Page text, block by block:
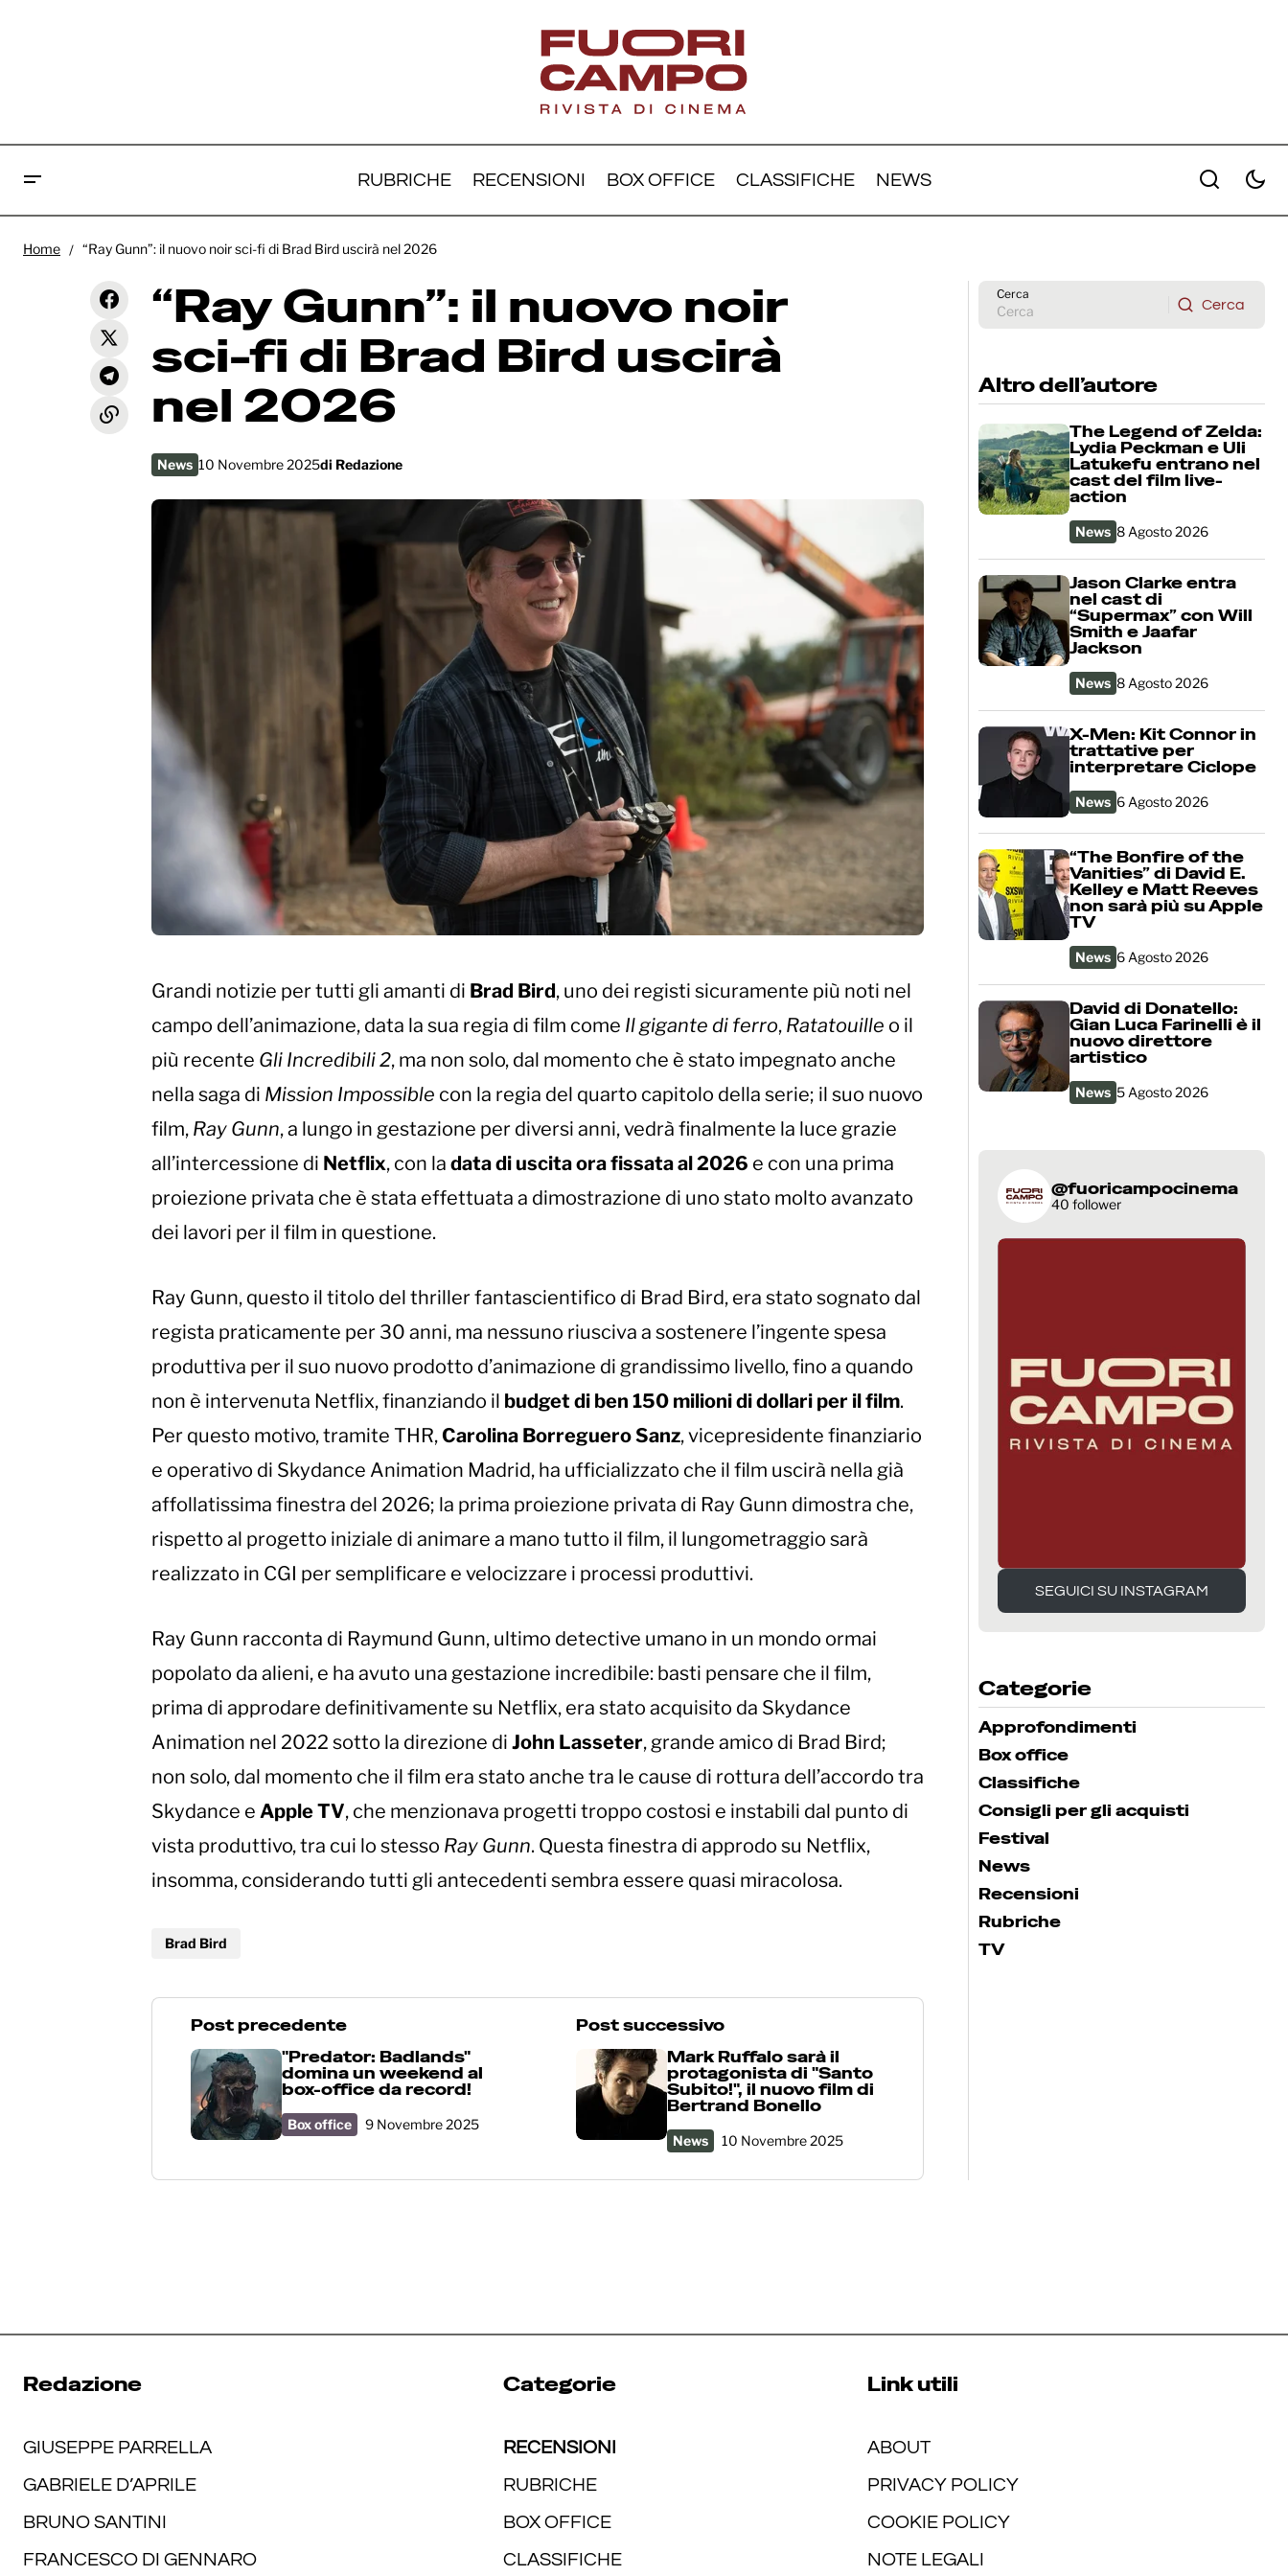
RUBRICHE RECENSIONI BOX OFFICE CLASSIFICHE NEWS
"Predator: Badlands" domina un
weekend al box-office da record!
News “Ray Gunn”: il nuovo noir sci-fi di
Home “Ray Gunn”: il nuovo noir sci-fi di Brad Bird uscirà nel 2026
“Ray Gunn”: il nuovo noir
sci-fi di Brad Bird uscirà
nel 2026
News 10 Novembre 2025di Redazione
Grandi notizie per tutti gli amanti di Brad Bird, uno dei registi sicuramente più noti nel
campo dell’animazione, data la sua regia di film come Il gigante di ferro, Ratatouille o il
più recente Gli Incredibili 2, ma non solo, dal momento che è stato impegnato anche
nella saga di Mission Impossible con la regia del quarto capitolo della serie; il suo nuovo
film, Ray Gunn, a lungo in gestazione per diversi anni, vedrà finalmente la luce grazie
all’intercessione di Netflix, con la data di uscita ora fissata al 2026 e con una prima
proiezione privata che è stata effettuata a dimostrazione di uno stato molto avanzato
dei lavori per il film in questione.
Ray Gunn, questo il titolo del thriller fantascientifico di Brad Bird, era stato sognato dal
regista praticamente per 30 anni, ma nessuno riusciva a sostenere l’ingente spesa
produttiva per il suo nuovo prodotto d’animazione di grandissimo livello, fino a quando
non è intervenuta Netflix, finanziando il budget di ben 150 milioni di dollari per il film.
Per questo motivo, tramite THR,Carolina Borreguero Sanz, vicepresidente finanziario
e operativo di Skydance Animation Madrid, ha ufficializzato che il film uscirà nella già
affollatissima finestra del 2026; la prima proiezione privata di Ray Gunn dimostra che,
rispetto al progetto iniziale di animare a mano tutto il film, il lungometraggio sarà
realizzato in CGI per semplificare e velocizzare i processi produttivi.
Ray Gunn racconta di Raymund Gunn, ultimo detective umano in un mondo ormai
popolato da alieni, e ha avuto una gestazione incredibile: basti pensare che il film,
prima di approdare definitivamente su Netflix, era stato acquisito da Skydance
Animation nel 2022 sotto la direzione di John Lasseter, grande amico di Brad Bird;
non solo, dal momento che il film era stato anche tra le cause di rottura dell’accordo tra
Skydance e Apple TV, che menzionava progetti troppo costosi e instabili dal punto di
vista produttivo, tra cui lo stesso Ray Gunn. Questa finestra di approdo su Netflix,
insomma, considerando tutti gli antecedenti sembra essere quasi miracolosa.
Brad Bird
Post precedente
"Predator: Badlands"
domina un weekend al
box-office da record!
Box office 9 Novembre 2025
Post successivo
Mark Ruffalo sarà il
protagonista di "Santo
Subito!", il nuovo film di
Bertrand Bonello
News 10 Novembre 2025
Cerca
Cerca
Altro dell’autore
The Legend of Zelda:
Lydia Peckman e Uli
Latukefu entrano nel
cast del film live-
action
News 8 Agosto 2026
Jason Clarke entra
nel cast di
“Supermax” con Will
Smith e Jaafar
Jackson
News 8 Agosto 2026
X-Men: Kit Connor in
trattative per
interpretare Ciclope
News 6 Agosto 2026
“The Bonfire of the
Vanities” di David E.
Kelley e Matt Reeves
non sarà più su Apple
TV
News 6 Agosto 2026
David di Donatello:
Gian Luca Farinelli è il
nuovo direttore
artistico
News 5 Agosto 2026
@fuoricampocinema
40 follower
SEGUICI SU INSTAGRAM
SEGUICI SU INSTAGRAM
Categorie
Approfondimenti
Box office
Classifiche
Consigli per gli acquisti
Festival
News
Recensioni
Rubriche
TV
Redazione
GIUSEPPE PARRELLA
GABRIELE D’APRILE
BRUNO SANTINI
FRANCESCO DI GENNARO
Categorie
RECENSIONI
RUBRICHE
BOX OFFICE
CLASSIFICHE
Link utili
ABOUT
PRIVACY POLICY
COOKIE POLICY
NOTE LEGALI